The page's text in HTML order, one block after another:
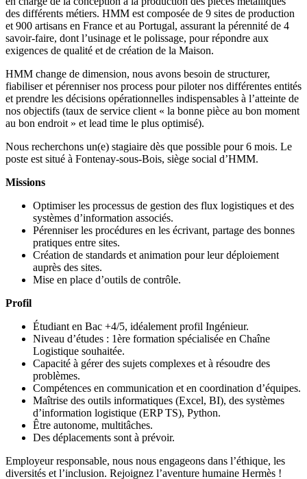
des différents métiers. HMM est composée de 9 sites de production
et 900 artisans en France et au Portugal, assurant la pérennité de 4
savoir-faire, dont l’usinage et le polissage, pour répondre aux
exigences de qualité et de création de la Maison.
HMM change de dimension, nous avons besoin de structurer,
fiabiliser et pérenniser nos process pour piloter nos différentes entités
et prendre les décisions opérationnelles indispensables à l’atteinte de
nos objectifs (taux de service client « la bonne pièce au bon moment
au bon endroit » et lead time le plus optimisé).
Nous recherchons un(e) stagiaire dès que possible pour 6 mois. Le
poste est situé à Fontenay-sous-Bois, siège social d’HMM.
Missions
Optimiser les processus de gestion des flux logistiques et des
systèmes d’information associés.
Pérenniser les procédures en les écrivant, partage des bonnes
pratiques entre sites.
Création de standards et animation pour leur déploiement
auprès des sites.
Mise en place d’outils de contrôle.
Profil
Étudiant en Bac +4/5, idéalement profil Ingénieur.
Niveau d’études : 1ère formation spécialisée en Chaîne
Logistique souhaitée.
Capacité à gérer des sujets complexes et à résoudre des
problèmes.
Compétences en communication et en coordination d’équipes.
Maîtrise des outils informatiques (Excel, BI), des systèmes
d’information logistique (ERP TS), Python.
Être autonome, multitâches.
Des déplacements sont à prévoir.
Employeur responsable, nous nous engageons dans l’éthique, les
diversités et l’inclusion. Rejoignez l’aventure humaine Hermès !